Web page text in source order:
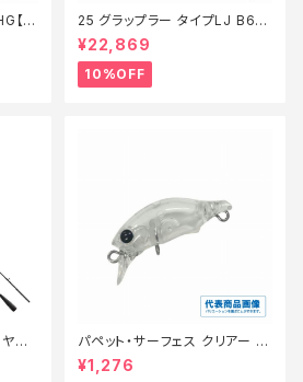
【継
25 グラップラー タイプLJ B63-
3【継続セール_ロッド】【10】
¥22,869
10%OFF
ヤ
30】
パペット・サーフェス クリアー 0
1【特価ルアー】【20】
¥1,276